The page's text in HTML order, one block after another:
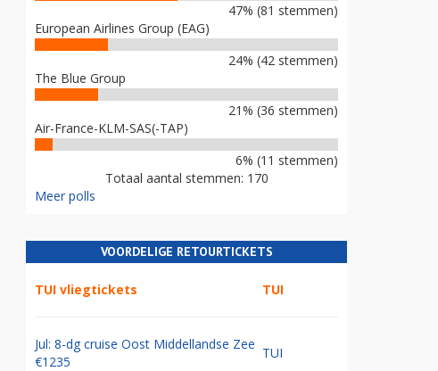
47% (81 stemmen)
European Airlines Group (EAG)
24% (42 stemmen)
The Blue Group
21% (36 stemmen)
Air-France-KLM-SAS(-TAP)
6% (11 stemmen)
Totaal aantal stemmen: 170
Meer polls
VOORDELIGE RETOURTICKETS
TUI vliegtickets TUI
Jul: 8-dg cruise Oost Middellandse Zee
€1235
TUI